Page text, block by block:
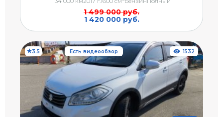
1 499 000 руб.
1 420 000 руб.
3.5 Есть видеообзор 1532